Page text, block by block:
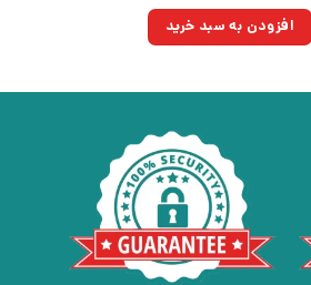
۱۶۰,۰۰۰تومان
بود.
افزودن به سبد خرید